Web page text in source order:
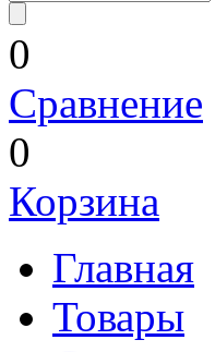
0
Сравнение
0
Корзина
Главная
Товары